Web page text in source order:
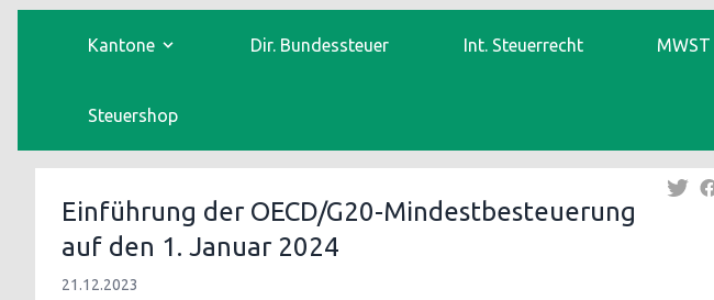
Kantone Dir. Bundessteuer Int. Steuerrecht MWST
Steuershop
Einführung der OECD/G20-Mindestbesteuerung
auf den 1. Januar 2024
21.12.2023